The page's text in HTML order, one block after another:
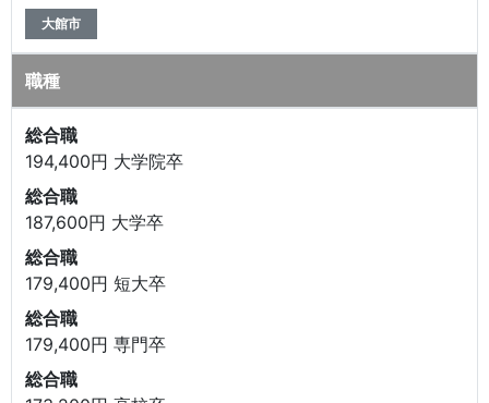
大館市
職種
総合職
194,400円 大学院卒
総合職
187,600円 大学卒
総合職
179,400円 短大卒
総合職
179,400円 専門卒
総合職